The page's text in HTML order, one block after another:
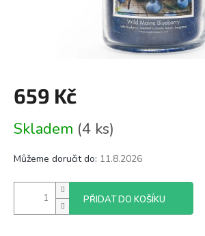
659 Kč
cena:
Skladem (4 ks)
Můžeme doručit do: 11.8.2026
PŘIDAT DO KOŠÍKU